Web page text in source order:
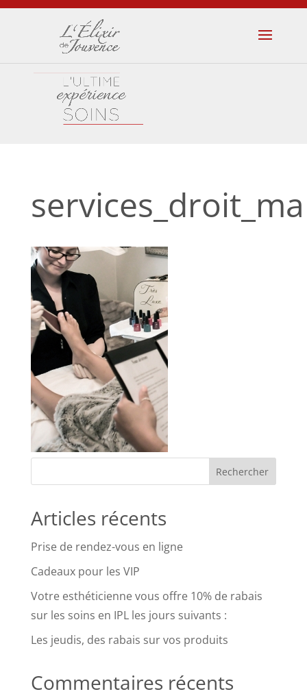
Articles récents
Prise de rendez-vous en ligne
Cadeaux pour les VIP
Votre esthéticienne vous offre 10% de rabais
sur les soins en IPL les jours suivants :
Les jeudis, des rabais sur vos produits
Commentaires récents